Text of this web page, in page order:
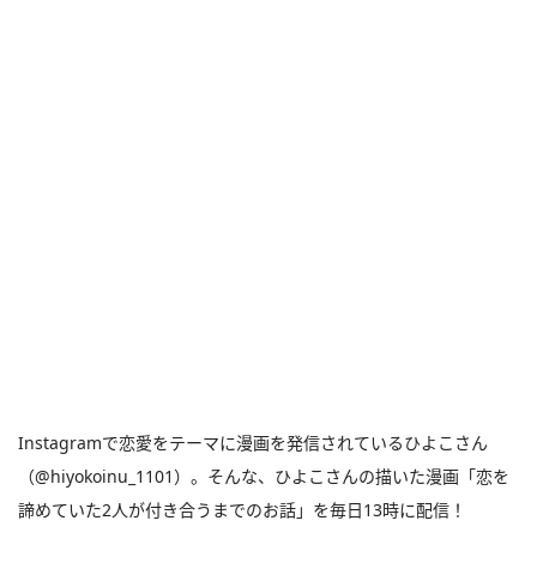
Instagramで恋愛をテーマに漫画を発信されているひよこさん
（@hiyokoinu_1101）。そんな、ひよこさんの描いた漫画「恋を
諦めていた2人が付き合うまでのお話」を毎日13時に配信！